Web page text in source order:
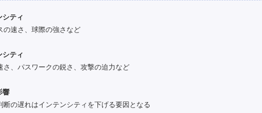
シティ
の速さ、球際の強さなど
シティ
さ、パスワークの鋭さ、攻撃の迫力など
響
断の遅れはインテンシティを下げる要因となる